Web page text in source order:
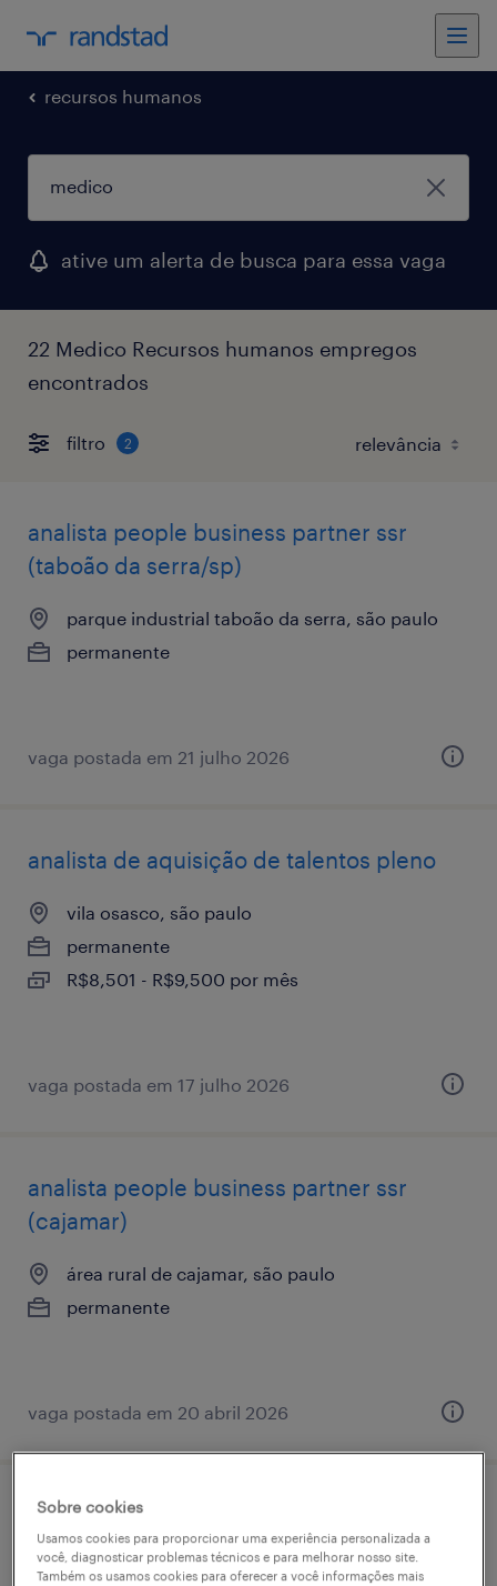
recursos humanos
ative um alerta de busca para essa vaga
22 Medico Recursos humanos empregos
encontrados
filtro 2
analista ​people ​business ​partner ssr
(taboão da serra/sp)
parque industrial taboão da serra, são paulo
permanente
vaga postada em 21 julho 2026
analista de aquisição de talentos pleno
vila osasco, são paulo
permanente
R$8,501 - R$9,500 por mês
vaga postada em 17 julho 2026
analista ​people ​business ​partner ssr
(cajamar)
área rural de cajamar, são paulo
permanente
vaga postada em 20 abril 2026
analista de aquisição de talentos r&s (alto
volume) | campinas
Sobre cookies
Usamos cookies para proporcionar uma experiência personalizada a
você, diagnosticar problemas técnicos e para melhorar nosso site.
Também os usamos cookies para oferecer a você informações mais